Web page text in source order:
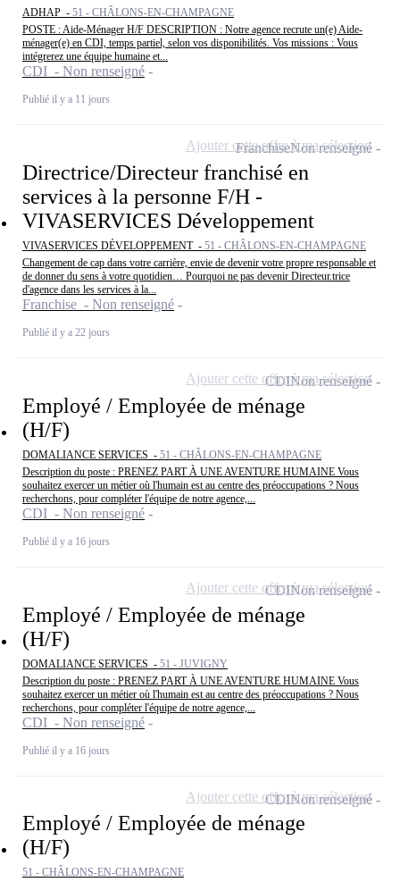
ADHAP - 51 - CHÂLONS-EN-CHAMPAGNE
POSTE : Aide-Ménager H/F DESCRIPTION : Notre agence recrute un(e) Aide-
ménager(e) en CDI, temps partiel, selon vos disponibilités. Vos missions : Vous
intégrerez une équipe humaine et...
CDI - Non renseigné
Publié il y a 11 jours
Directrice/Directeur franchisé en
services à la personne F/H -
VIVASERVICES Développement
VIVASERVICES DÉVELOPPEMENT - 51 - CHÂLONS-EN-CHAMPAGNE
Changement de cap dans votre carrière, envie de devenir votre propre responsable et
de donner du sens à votre quotidien… Pourquoi ne pas devenir Directeur.trice
d'agence dans les services à la...
Franchise - Non renseigné
Publié il y a 22 jours
FranchiseNon renseigné
Ajouter cette offre à ma sélection
Employé / Employée de ménage
(H/F)
DOMALIANCE SERVICES - 51 - CHÂLONS-EN-CHAMPAGNE
Description du poste : PRENEZ PART À UNE AVENTURE HUMAINE Vous
souhaitez exercer un métier où l'humain est au centre des préoccupations ? Nous
recherchons, pour compléter l'équipe de notre agence,...
CDI - Non renseigné
Publié il y a 16 jours
CDINon renseigné
Ajouter cette offre à ma sélection
Employé / Employée de ménage
(H/F)
DOMALIANCE SERVICES - 51 - JUVIGNY
Description du poste : PRENEZ PART À UNE AVENTURE HUMAINE Vous
souhaitez exercer un métier où l'humain est au centre des préoccupations ? Nous
recherchons, pour compléter l'équipe de notre agence,...
CDI - Non renseigné
Publié il y a 16 jours
CDINon renseigné
Ajouter cette offre à ma sélection
Employé / Employée de ménage
(H/F)
51 - CHÂLONS-EN-CHAMPAGNE
CDINon renseigné
Ajouter cette offre à ma sélection